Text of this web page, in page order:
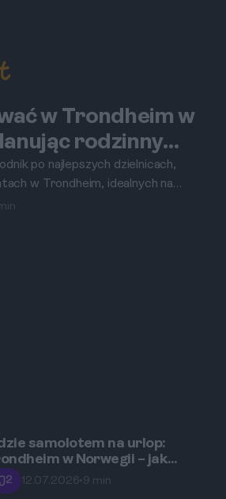
w Trondheim w
rodzinny
po najlepszych dzielnicach,
w Trondheim, idealnych na
rodziną.
samolotem na urlop:
w Norwegii – jak
bezpośrednie i tanie loty
2 12.07.2026• 9 min